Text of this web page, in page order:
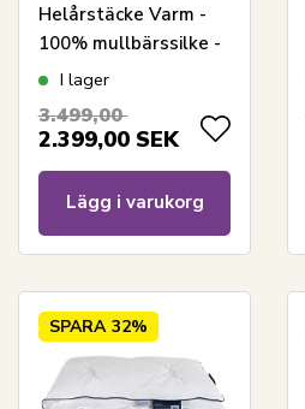
Helårstäcke Varm -
100% mullbärssilke -
140x200 cm - Nordic
I lager
3.499,00
2.399,00 SEK
Lägg i varukorg
SPARA 32%